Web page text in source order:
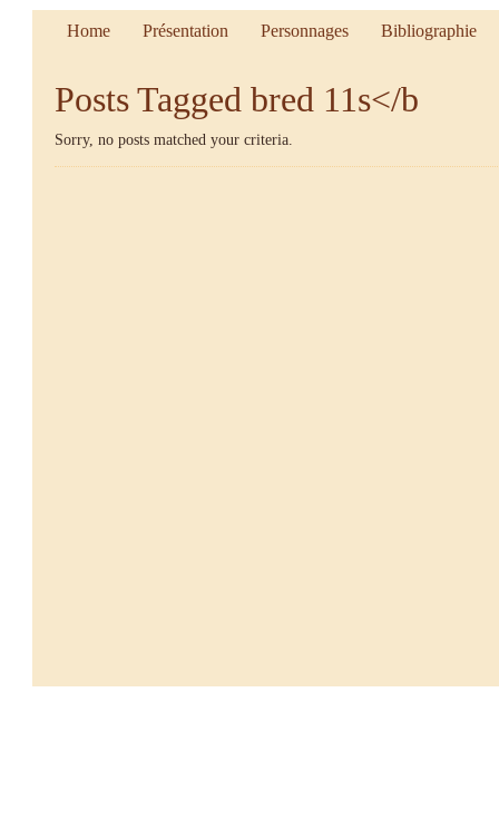
Home Présentation Personnages Bibliographie
Posts Tagged bred 11s</b
Sorry, no posts matched your criteria.